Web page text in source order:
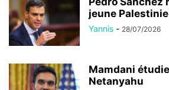
jeune
Yannis - 28/07/2026
Mamdani
Netanyahu